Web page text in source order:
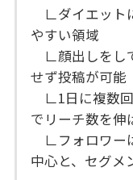
∟ダイエット
やすい領域
∟顔出しをし
せず投稿が可能
∟1日に複数回
でリーチ数を伸
∟フォロワー
中心と、セグメ